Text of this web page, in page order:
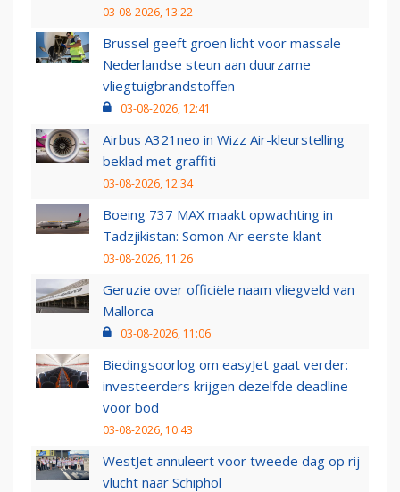
03-08-2026, 13:22
Brussel geeft groen licht voor massale
Nederlandse steun aan duurzame
vliegtuigbrandstoffen
03-08-2026, 12:41
Airbus A321neo in Wizz Air-kleurstelling
beklad met graffiti
03-08-2026, 12:34
Boeing 737 MAX maakt opwachting in
Tadzjikistan: Somon Air eerste klant
03-08-2026, 11:26
Geruzie over officiële naam vliegveld van
Mallorca
03-08-2026, 11:06
Biedingsoorlog om easyJet gaat verder:
investeerders krijgen dezelfde deadline
voor bod
03-08-2026, 10:43
WestJet annuleert voor tweede dag op rij
vlucht naar Schiphol